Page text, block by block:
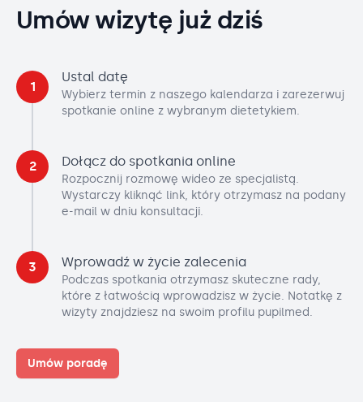
Umów wizytę już dziś
1
Ustal datę
Wybierz termin z naszego kalendarza i zarezerwuj
spotkanie online z wybranym dietetykiem.
2 Dołącz do spotkania online
Rozpocznij rozmowę wideo ze specjalistą.
Wystarczy kliknąć link, który otrzymasz na podany
e-mail w dniu konsultacji.
3 Wprowadź w życie zalecenia
Podczas spotkania otrzymasz skuteczne rady,
które z łatwością wprowadzisz w życie. Notatkę z
wizyty znajdziesz na swoim profilu pupilmed.
Umów poradę